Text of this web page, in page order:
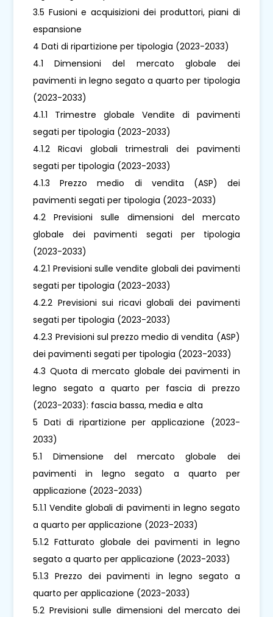
3.5 Fusioni e acquisizioni dei produttori, piani di
espansione
4 Dati di ripartizione per tipologia (2023-2033)
4.1 Dimensioni del mercato globale dei
pavimenti in legno segato a quarto per tipologia
(2023-2033)
4.1.1 Trimestre globale Vendite di pavimenti
segati per tipologia (2023-2033)
4.1.2 Ricavi globali trimestrali dei pavimenti
segati per tipologia (2023-2033)
4.1.3 Prezzo medio di vendita (ASP) dei
pavimenti segati per tipologia (2023-2033)
4.2 Previsioni sulle dimensioni del mercato
globale dei pavimenti segati per tipologia
(2023-2033)
4.2.1 Previsioni sulle vendite globali dei pavimenti
segati per tipologia (2023-2033)
4.2.2 Previsioni sui ricavi globali dei pavimenti
segati per tipologia (2023-2033)
4.2.3 Previsioni sul prezzo medio di vendita (ASP)
dei pavimenti segati per tipologia (2023-2033)
4.3 Quota di mercato globale dei pavimenti in
legno segato a quarto per fascia di prezzo
(2023-2033): fascia bassa, media e alta
5 Dati di ripartizione per applicazione (2023-
2033)
5.1 Dimensione del mercato globale dei
pavimenti in legno segato a quarto per
applicazione (2023-2033)
5.1.1 Vendite globali di pavimenti in legno segato
a quarto per applicazione (2023-2033)
5.1.2 Fatturato globale dei pavimenti in legno
segato a quarto per applicazione (2023-2033)
5.1.3 Prezzo dei pavimenti in legno segato a
quarto per applicazione (2023-2033)
5.2 Previsioni sulle dimensioni del mercato dei